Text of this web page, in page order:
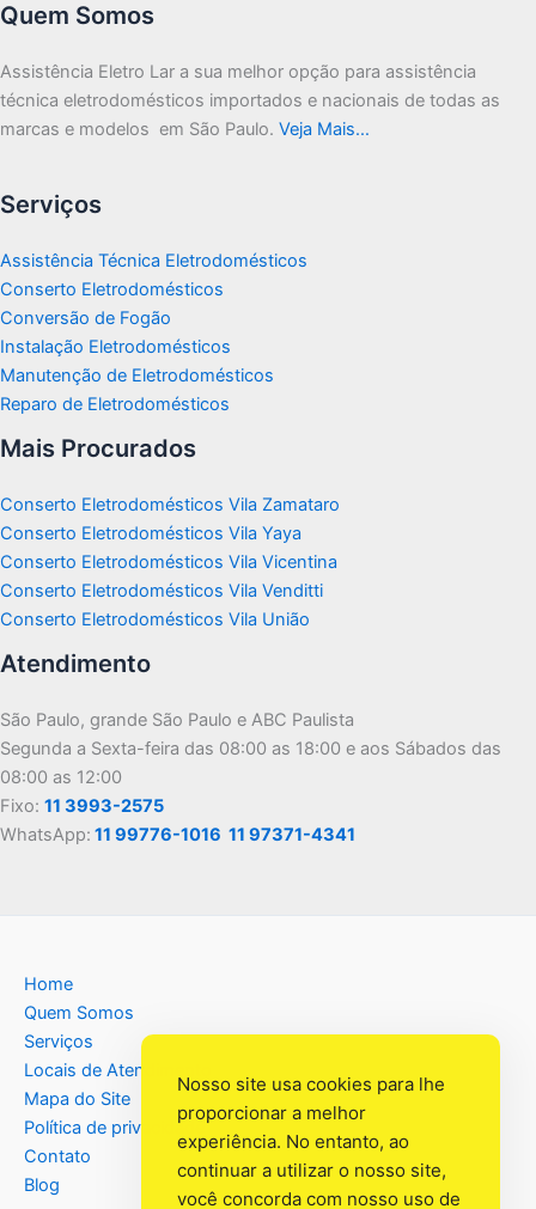
Quem Somos
Assistência Eletro Lar a sua melhor opção para assistência
técnica eletrodomésticos importados e nacionais de todas as
marcas e modelos em São Paulo. Veja Mais…
Serviços
Assistência Técnica Eletrodomésticos
Conserto Eletrodomésticos
Conversão de Fogão
Instalação Eletrodomésticos
Manutenção de Eletrodomésticos
Reparo de Eletrodomésticos
Mais Procurados
Conserto Eletrodomésticos Vila Zamataro
Conserto Eletrodomésticos Vila Yaya
Conserto Eletrodomésticos Vila Vicentina
Conserto Eletrodomésticos Vila Venditti
Conserto Eletrodomésticos Vila União
Atendimento
São Paulo, grande São Paulo e ABC Paulista
Segunda a Sexta-feira das 08:00 as 18:00 e aos Sábados das
08:00 as 12:00
Fixo: 11 3993-2575
WhatsApp: 11 99776-1016 11 97371-4341
Home
Quem Somos
Serviços
Locais de Atendimento
Mapa do Site
Política de privacidade
Contato
Blog
Nosso site usa cookies para lhe
proporcionar a melhor
experiência. No entanto, ao
continuar a utilizar o nosso site,
você concorda com nosso uso de